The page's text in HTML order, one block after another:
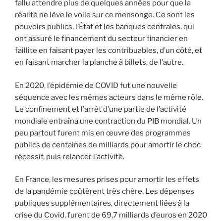
fallu attendre plus de quelques années pour que la
réalité ne lève le voile sur ce mensonge. Ce sont les
pouvoirs publics, l’État et les banques centrales, qui
ont assuré le financement du secteur financier en
faillite en faisant payer les contribuables, d’un côté, et
en faisant marcher la planche à billets, de l’autre.
En 2020, l’épidémie de COVID fut une nouvelle
séquence avec les mêmes acteurs dans le même rôle.
Le confinement et l’arrêt d’une partie de l’activité
mondiale entraîna une contraction du PIB mondial. Un
peu partout furent mis en œuvre des programmes
publics de centaines de milliards pour amortir le choc
récessif, puis relancer l’activité.
En France, les mesures prises pour amortir les effets
de la pandémie coûtèrent très chère. Les dépenses
publiques supplémentaires, directement liées à la
crise du Covid, furent de 69,7 milliards d’euros en 2020